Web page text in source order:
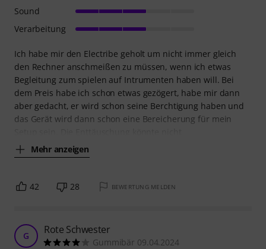
Ich habe mir den Electribe geholt um nicht immer gleich
den Rechner anschmeißen zu müssen, wenn ich etwas
Begleitung zum spielen auf Intrumenten haben will. Bei
dem Preis habe ich schon etwas gezögert, habe mir dann
aber gedacht, er wird schon seine Berchtigung haben und
das Gerät wird dann schon eine Bereicherung für mein
Mehr anzeigen
Sound
Verarbeitung
42 28 BEWERTUNG MELDEN
G Rote Schwester
Gummibär 09.04.2024